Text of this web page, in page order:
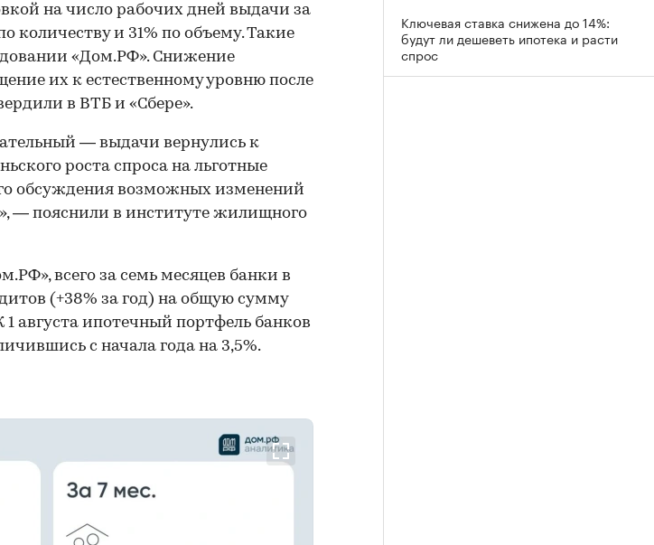
на число рабочих дней выдачи за
количеству и 31% по объему. Такие
«Дом.РФ». Снижение
их к естественному уровню после
в ВТБ и «Сбере».
— выдачи вернулись к
роста спроса на льготные
обсуждения возможных изменений
— пояснили в институте жилищного
всего за семь месяцев банки в
(+38% за год) на общую сумму
1 августа ипотечный портфель банков
с начала года на 3,5%.
Ключевая ставка снижена до 14%:
будут ли дешеветь ипотека и расти
спрос